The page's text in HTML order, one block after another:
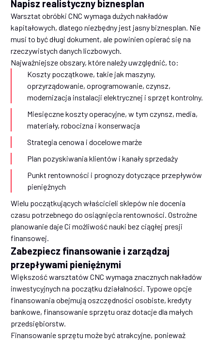
Napisz realistyczny biznesplan
Warsztat obróbki CNC wymaga dużych nakładów
kapitałowych, dlatego niezbędny jest jasny biznesplan. Nie
musi to być długi dokument, ale powinien opierać się na
rzeczywistych danych liczbowych.
Najważniejsze obszary, które należy uwzględnić, to:
Koszty początkowe, takie jak maszyny,
oprzyrządowanie, oprogramowanie, czynsz,
modernizacja instalacji elektrycznej i sprzęt kontrolny.
Miesięczne koszty operacyjne, w tym czynsz, media,
materiały, robocizna i konserwacja
Strategia cenowa i docelowe marże
Plan pozyskiwania klientów i kanały sprzedaży
Punkt rentowności i prognozy dotyczące przepływów
pieniężnych
Wielu początkujących właścicieli sklepów nie docenia
czasu potrzebnego do osiągnięcia rentowności. Ostrożne
planowanie daje Ci możliwość nauki bez ciągłej presji
finansowej.
Zabezpiecz finansowanie i zarządzaj
przepływami pieniężnymi
Większość warsztatów CNC wymaga znacznych nakładów
inwestycyjnych na początku działalności. Typowe opcje
finansowania obejmują oszczędności osobiste, kredyty
bankowe, finansowanie sprzętu oraz dotacje dla małych
przedsiębiorstw.
Finansowanie sprzętu może być atrakcyjne, ponieważ